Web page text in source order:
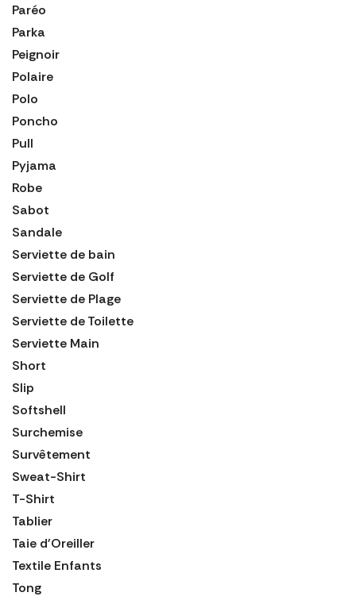
Paréo
Parka
Peignoir
Polaire
Polo
Poncho
Pull
Pyjama
Robe
Sabot
Sandale
Serviette de bain
Serviette de Golf
Serviette de Plage
Serviette de Toilette
Serviette Main
Short
Slip
Softshell
Surchemise
Survêtement
Sweat-Shirt
T-Shirt
Tablier
Taie d'Oreiller
Textile Enfants
Tong